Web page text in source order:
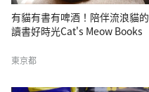
有貓有書有啤酒！陪伴流浪貓的
讀書好時光Cat's Meow Books
東京都